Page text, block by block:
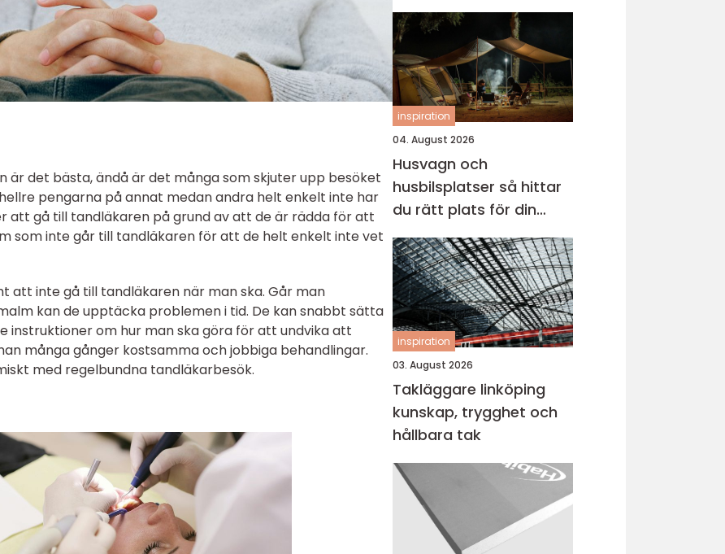
det bästa, ändå är det många som skjuter upp besöket
pengarna på annat medan andra helt enkelt inte har
att gå till tandläkaren på grund av att de är rädda för att
som inte går till tandläkaren för att de helt enkelt inte vet
att inte gå till tandläkaren när man ska. Går man
kan de upptäcka problemen i tid. De kan snabbt sätta
instruktioner om hur man ska göra för att undvika att
många gånger kostsamma och jobbiga behandlingar.
med regelbundna tandläkarbesök.
inspiration
04. August 2026
Husvagn och
husbilsplatser så hittar
du rätt plats för din
nästa resa
inspiration
03. August 2026
Takläggare linköping
kunskap, trygghet och
hållbara tak